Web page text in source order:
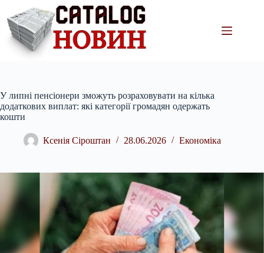
вмісту
У липні пенсіонери зможуть розраховувати на кілька
додаткових виплат: які категорії громадян одержать
кошти
Ксенія Сіроштан 28.06.2026 Економіка